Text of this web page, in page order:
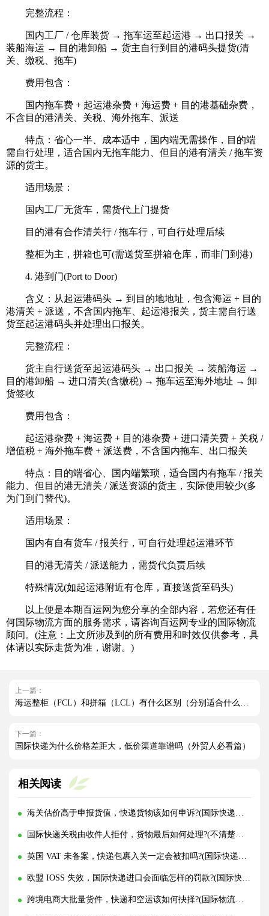
完整流程：
国内工厂 / 仓库装货 → 拖车运至起运港 → 出口报关 →
装船海运 → 目的港卸船 → 货主自行到目的港码头提货(清
关、缴税、拖车)
费用包含：
国内拖车费 + 起运港杂费 + 海运费 + 目的港基础杂费，
不含目的港清关、关税、海外拖车、派送
特点：省心一半、成本适中，国内端无需操作，目的端
需自行处理，适合国内无拖车能力、但目的港有清关 / 拖车资
源的货主。
适用场景：
国内工厂无货车，需货代上门提货
目的港有合作清关行 / 拖车行，可自行处理后续
整柜为主，拼箱也可(需送货至拼箱仓库，而非门到港)
4. 港到门(Port to Door)
含义：从起运港码头 → 到目的地地址，包含海运 + 目的
港清关 + 派送，不含国内拖车、起运港报关，货主需自行送
货至起运港码头并处理出口报关。
完整流程：
货主自行送货至起运港码头 → 出口报关 → 装船海运 →
目的港卸船 → 进口清关(含缴税) → 拖车运至海外地址 → 卸
货签收
费用包含：
起运港杂费 + 海运费 + 目的港杂费 + 进口清关费 + 关税 /
增值税 + 海外拖车费 + 派送费，不含国内拖车、出口报关
特点：目的端省心、国内端繁琐，适合国内有拖车 / 报关
能力、但目的港无清关 / 派送资源的货主，实际使用较少(多
为门到门替代)。
适用场景：
国内有自有货车 / 报关行，可自行处理起运港环节
目的港无清关 / 派送能力，需货代负责后续
特殊情况(如起运港附近有仓库，直接送货至码头)
以上便是本期百运网为您分享的全部内容，若您还有任
何国际物流方面的服务需求，请咨询百运网专业的国际物流
顾问。(注意：上文所涉及到的所有费用和时效仅供参考，具
体请以实际走货为准，谢谢。)
上一篇：
海运整柜（FCL）和拼箱（LCL）有什么区别（分别适合什么货物）
下一篇：
国际快递为什么价格差距大，低价渠道靠谱吗（外贸人必看篇）
相关阅读
海关估价高于申报货值，快递货物该如何申诉?(国际快递干货知识分享)
国际快递关税由收件人拒付，货物最后如何处理?(不清楚的外贸人看过来)
英国 VAT 未备案，快递包裹入关一定会被扣吗?(国际快递干货知识分享)
欧盟 IOSS 失效，国际快递进口会面临怎样的罚款?(国际快递干货知识分享)
跨境电商大批量货件，快递和空运该如何抉择?(国际物流干货知识分享)